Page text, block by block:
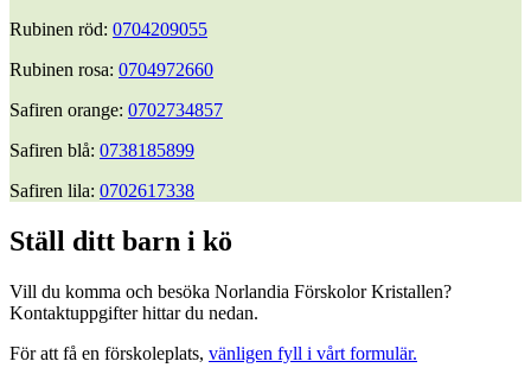
Rubinen röd: 0704209055
Rubinen rosa: 0704972660
Safiren orange: 0702734857
Safiren blå: 0738185899
Safiren lila: 0702617338
Ställ ditt barn i kö
Vill du komma och besöka Norlandia Förskolor Kristallen?
Kontaktuppgifter hittar du nedan.
För att få en förskoleplats, vänligen fyll i vårt formulär.